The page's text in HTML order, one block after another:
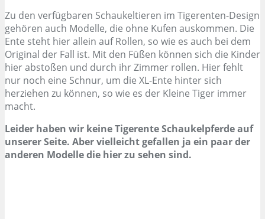
Zu den verfügbaren Schaukeltieren im Tigerenten-Design
gehören auch Modelle, die ohne Kufen auskommen. Die
Ente steht hier allein auf Rollen, so wie es auch bei dem
Original der Fall ist. Mit den Füßen können sich die Kinder
hier abstoßen und durch ihr Zimmer rollen. Hier fehlt
nur noch eine Schnur, um die XL-Ente hinter sich
herziehen zu können, so wie es der Kleine Tiger immer
macht.
Leider haben wir keine Tigerente Schaukelpferde auf
unserer Seite. Aber vielleicht gefallen ja ein paar der
anderen Modelle die hier zu sehen sind.